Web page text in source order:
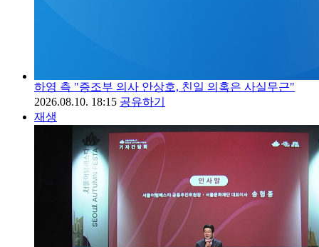
하영 측 "증조부 의사 안상호, 친일 의혹은 사실무근"
2026.08.10. 18:15 공유하기
재생